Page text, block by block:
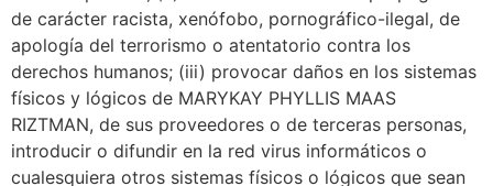
de carácter racista, xenófobo, pornográfico-ilegal, de
apología del terrorismo o atentatorio contra los
derechos humanos; (iii) provocar daños en los sistemas
físicos y lógicos de MARYKAY PHYLLIS MAAS
RIZTMAN, de sus proveedores o de terceras personas,
introducir o difundir en la red virus informáticos o
cualesquiera otros sistemas físicos o lógicos que sean